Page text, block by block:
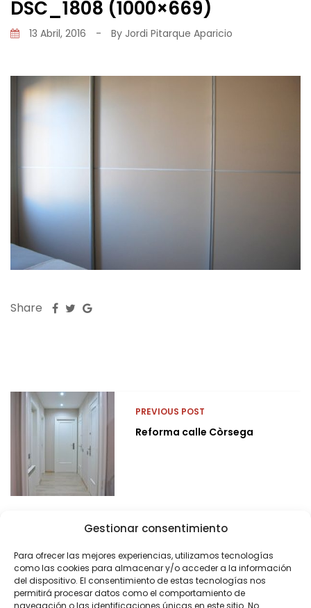
Gestionar consentimiento
Para ofrecer las mejores experiencias, utilizamos tecnologías
como las cookies para almacenar y/o acceder a la información
del dispositivo. El consentimiento de estas tecnologías nos
permitirá procesar datos como el comportamiento de
navegación o las identificaciones únicas en este sitio. No
DSC_1808 (1000×669)
13 Abril, 2016 - By Jordi Pitarque Aparicio
Share
PREVIOUS POST
Reforma calle Còrsega